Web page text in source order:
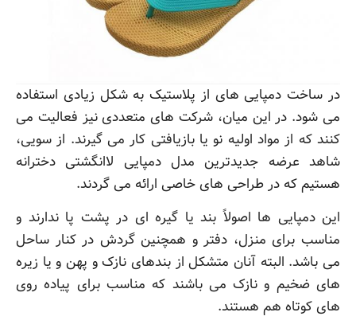
در ساخت دمپایی های از پلاستیک به شکل زیادی استفاده
می شود. در این میان، شرکت های متعددی نیز فعالیت می
کنند که از مواد اولیه نو یا بازیافتی کار می گیرند. از سویی،
شاهد عرضه جدیدترین مدل دمپایی لاانگشتی دخترانه
هستیم که در طراحی های خاصی ارائه می گردند.
این دمپایی ها اصولاً بند یا گیره ای در پشت پا ندارند و
مناسب برای منزل، دفتر و همچنین گردش در کنار ساحل
می باشد. البته آنان متشکل از بندهای نازک و پهن و یا زیره
های ضخیم و نازک می باشند که مناسب برای پیاده روی
های کوتاه هم هستند.